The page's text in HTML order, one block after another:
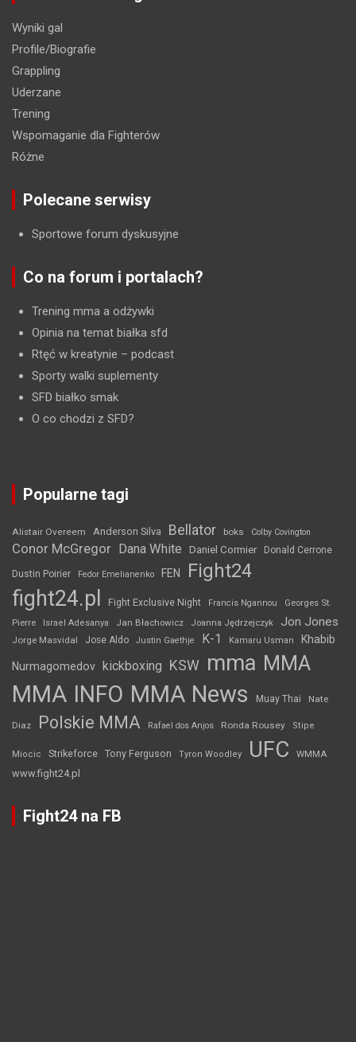
Wyniki gal
Profile/Biografie
Grappling
Uderzane
Trening
Wspomaganie dla Fighterów
Różne
Polecane serwisy
Sportowe forum dyskusyjne
Co na forum i portalach?
Trening mma a odżywki
Opinia na temat białka sfd
Rtęć w kreatynie – podcast
Sporty walki suplementy
SFD białko smak
O co chodzi z SFD?
Popularne tagi
Alistair Overeem Anderson Silva Bellator boks Colby Covington
Conor McGregor Dana White Daniel Cormier Donald Cerrone
Dustin Poirier Fedor Emelianenko FEN Fight24
fight24.pl Fight Exclusive Night Francis Ngannou
Georges St.
Pierre
Israel Adesanya Jan Błachowicz Joanna Jędrzejczyk Jon Jones
Jorge Masvidal Jose Aldo Justin Gaethje K-1 Kamaru Usman Khabib
Nurmagomedov kickboxing KSW mma MMA
MMA INFO MMA News Muay Thai Nate
Diaz Polskie MMA Rafael dos Anjos Ronda Rousey Stipe
Miocic Strikeforce Tony Ferguson Tyron Woodley UFC WMMA
www.fight24.pl
Fight24 na FB